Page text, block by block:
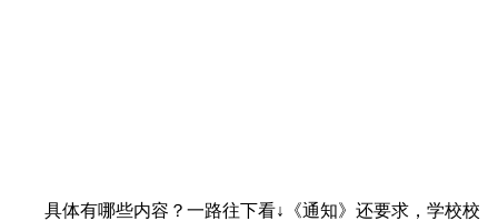
具体有哪些内容？一路往下看↓《通知》还要求，学校校